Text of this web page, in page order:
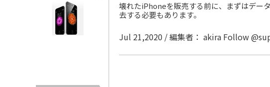
壊れたiPhoneを販売する前に、まずはデー
去する必要もあります。
Jul 21,2020 / 編集者： akira Follow